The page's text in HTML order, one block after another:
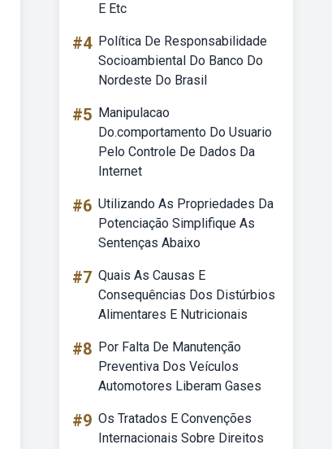
E Etc
#4 Política De Responsabilidade
Socioambiental Do Banco Do
Nordeste Do Brasil
#5 Manipulacao
Do.comportamento Do Usuario
Pelo Controle De Dados Da
Internet
#6 Utilizando As Propriedades Da
Potenciação Simplifique As
Sentenças Abaixo
#7 Quais As Causas E
Consequências Dos Distúrbios
Alimentares E Nutricionais
#8 Por Falta De Manutenção
Preventiva Dos Veículos
Automotores Liberam Gases
#9 Os Tratados E Convenções
Internacionais Sobre Direitos